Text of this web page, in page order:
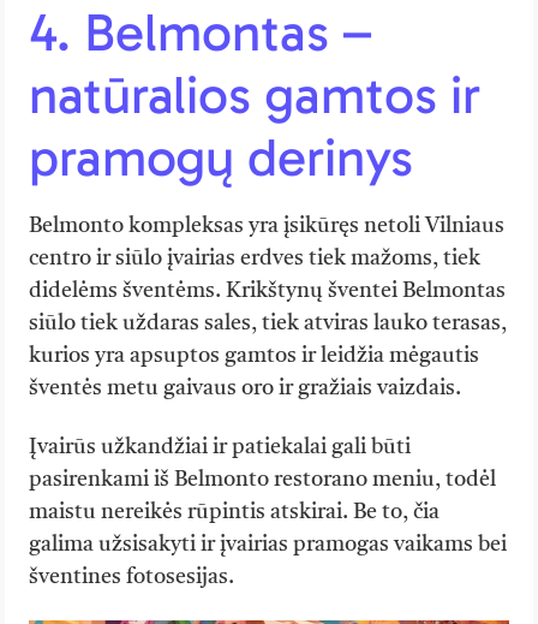
4. Belmontas –
natūralios gamtos ir
pramogų derinys
Belmonto kompleksas yra įsikūręs netoli Vilniaus
centro ir siūlo įvairias erdves tiek mažoms, tiek
didelėms šventėms. Krikštynų šventei Belmontas
siūlo tiek uždaras sales, tiek atviras lauko terasas,
kurios yra apsuptos gamtos ir leidžia mėgautis
šventės metu gaivaus oro ir gražiais vaizdais.
Įvairūs užkandžiai ir patiekalai gali būti
pasirenkami iš Belmonto restorano meniu, todėl
maistu nereikės rūpintis atskirai. Be to, čia
galima užsisakyti ir įvairias pramogas vaikams bei
šventines fotosesijas.